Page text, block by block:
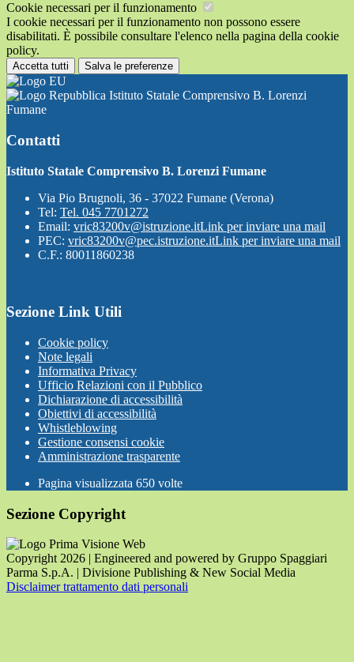
Cookie necessari per il funzionamento
I cookie necessari per il funzionamento non possono essere
disabilitati. È possibile consultare l'elenco nella pagina della cookie
policy.
Accetta tutti Salva le preferenze
Istituto Statale Comprensivo B. Lorenzi
Fumane
Contatti
Istituto Statale Comprensivo B. Lorenzi Fumane
Via Pio Brugnoli, 36 - 37022 Fumane (Verona)
Tel: Tel. 045 7701272
Email: vric83200v@istruzione.itLink per inviare una mail
PEC: vric83200v@pec.istruzione.itLink per inviare una mail
C.F.: 80011860238
Sezione Link Utili
Cookie policy
Note legali
Informativa Privacy
Ufficio Relazioni con il Pubblico
Dichiarazione di accessibilità
Obiettivi di accessibilità
Whistleblowing
Gestione consensi cookie
Amministrazione trasparente
Pagina visualizzata 650 volte
Sezione Copyright
Copyright 2026 | Engineered and powered by Gruppo Spaggiari
Parma S.p.A. | Divisione Publishing & New Social Media
Disclaimer trattamento dati personali